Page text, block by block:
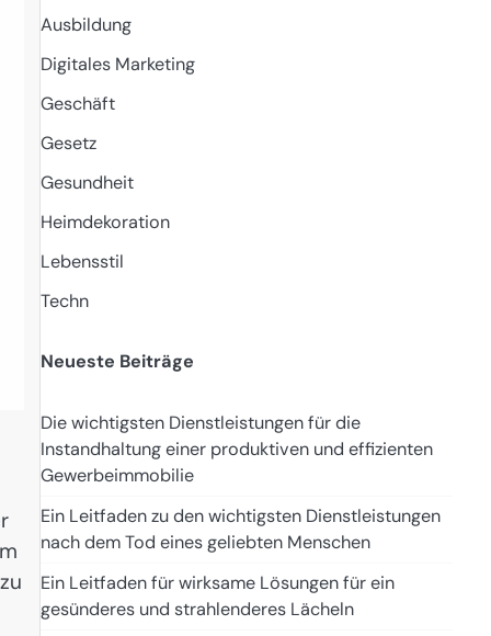
Ausbildung
Digitales Marketing
Geschäft
Gesetz
Gesundheit
Heimdekoration
Lebensstil
Techn
Neueste Beiträge
Die wichtigsten Dienstleistungen für die
Instandhaltung einer produktiven und effizienten
Gewerbeimmobilie
Ein Leitfaden zu den wichtigsten Dienstleistungen
nach dem Tod eines geliebten Menschen
Ein Leitfaden für wirksame Lösungen für ein
gesünderes und strahlenderes Lächeln